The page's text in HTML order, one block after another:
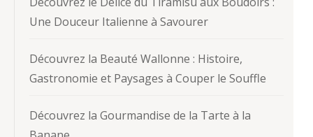
Une Douceur Italienne à Savourer
Découvrez la Beauté Wallonne : Histoire,
Gastronomie et Paysages à Couper le Souffle
Découvrez la Gourmandise de la Tarte à la